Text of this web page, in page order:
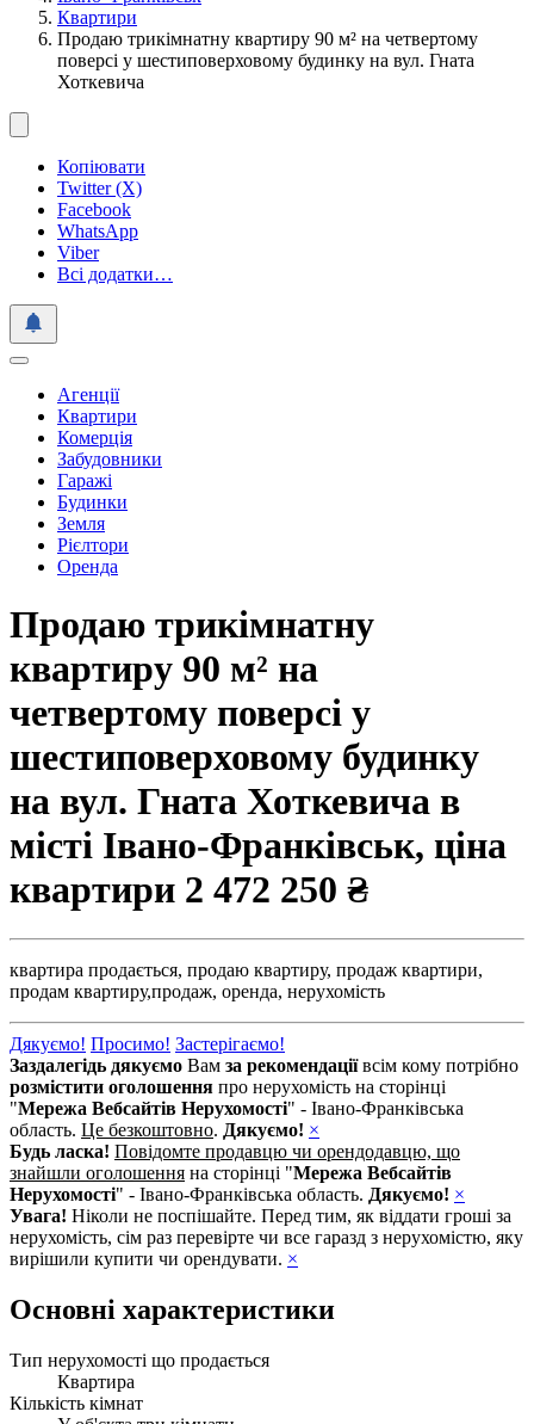
Квартири
Продаю трикімнатну квартиру 90 м² на четвертому
поверсі у шестиповерховому будинку на вул. Гната
Хоткевича
Копіювати
Twitter (X)
Facebook
WhatsApp
Viber
Всі додатки…
Агенції
Квартири
Комерція
Забудовники
Гаражі
Будинки
Земля
Рієлтори
Оренда
Продаю трикімнатну
квартиру 90 м² на
четвертому поверсі у
шестиповерховому будинку
на вул. Гната Хоткевича в
місті Івано-Франківськ, ціна
квартири 2 472 250 ₴
квартира продається, продаю квартиру, продаж квартири,
продам квартиру,продаж, оренда, нерухомість
Дякуємо! Просимо! Застерігаємо!
Заздалегідь дякуємо Вам за рекомендаціївсім кому потрібно
розмістити оголошення про нерухомість на сторінці
"Мережа Вебсайтів Нерухомості" - Івано-Франківська
область. Це безкоштовно. Дякуємо! ×
Будь ласка! Повідомте продавцю чи орендодавцю, що
знайшли оголошення на сторінці "Мережа Вебсайтів
Нерухомості" - Івано-Франківська область. Дякуємо! ×
Увага! Ніколи не поспішайте. Перед тим, як віддати гроші за
нерухомість, сім раз перевірте чи все гаразд з нерухомістю, яку
вирішили купити чи орендувати. ×
Основні характеристики
Тип нерухомості що продається
Квартира
Кількість кімнат